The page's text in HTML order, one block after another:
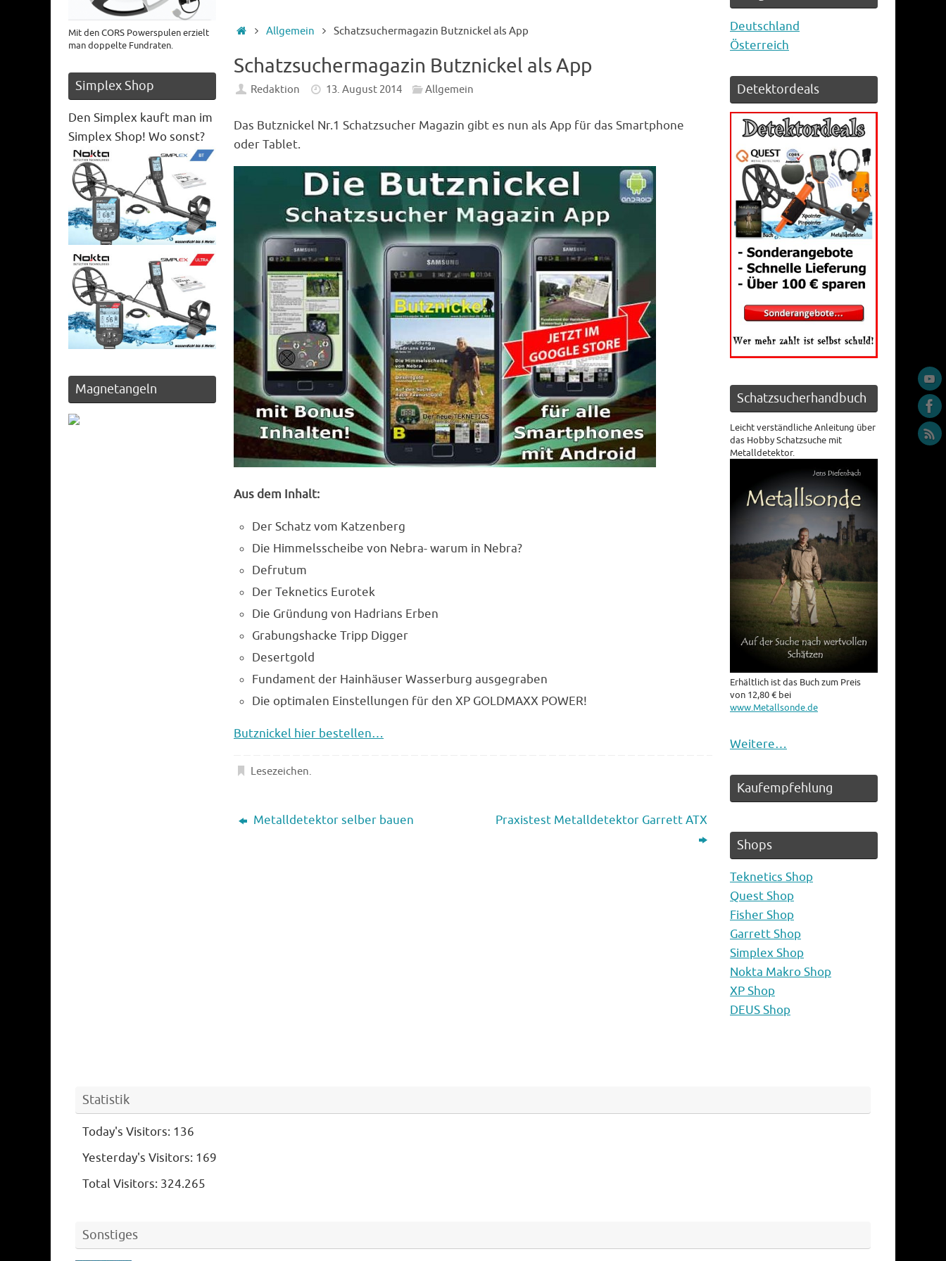
Startseite
Allgemein Schatzsuchermagazin Butznickel als App
Schatzsuchermagazin Butznickel als App
Redaktion 13. August 2014 Allgemein
Das Butznickel Nr.1 Schatzsucher Magazin gibt es nun als App für das Smartphone
oder Tablet.
Aus dem Inhalt:
Der Schatz vom Katzenberg
Die Himmelsscheibe von Nebra- warum in Nebra?
Defrutum
Der Teknetics Eurotek
Die Gründung von Hadrians Erben
Grabungshacke Tripp Digger
Desertgold
Fundament der Hainhäuser Wasserburg ausgegraben
Die optimalen Einstellungen für den XP GOLDMAXX POWER!
Butznickel hier bestellen…
Lesezeichen.
Metalldetektor selber bauen Praxistest Metalldetektor Garrett ATX
Mit den CORS Powerspulen erzielt
man doppelte Fundraten.
Simplex Shop
Den Simplex kauft man im
Simplex Shop! Wo sonst?
Magnetangeln
Deutschland
Österreich
Detektordeals
Schatzsucherhandbuch
Leicht verständliche Anleitung über
das Hobby Schatzsuche mit
Metalldetektor.
Erhältlich ist das Buch zum Preis
von 12,80 € bei
www.Metallsonde.de
Weitere…
Kaufempfehlung
Shops
Teknetics Shop
Quest Shop
Fisher Shop
Garrett Shop
Simplex Shop
Nokta Makro Shop
XP Shop
DEUS Shop
Statistik
Today's Visitors: 136
Yesterday's Visitors: 169
Total Visitors: 324.265
Sonstiges